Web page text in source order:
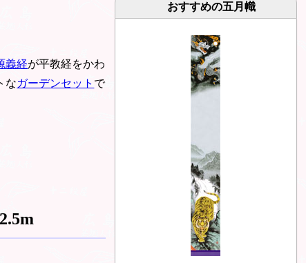
義経が平教経をかわ
なガーデンセット で
おすすめの五月幟